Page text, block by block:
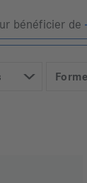
bénéficier de